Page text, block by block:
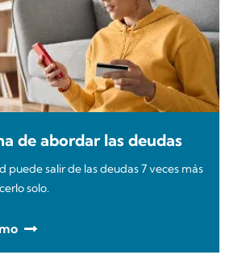
de abordar las deudas
puede salir de las deudas 7 veces más
solo.